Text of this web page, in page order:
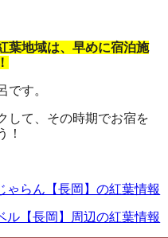
葉地域は、早めに宿泊施
です。
して、その時期でお宿を
！
ゃらん【長岡】の紅葉情報
ル【長岡】周辺の紅葉情報